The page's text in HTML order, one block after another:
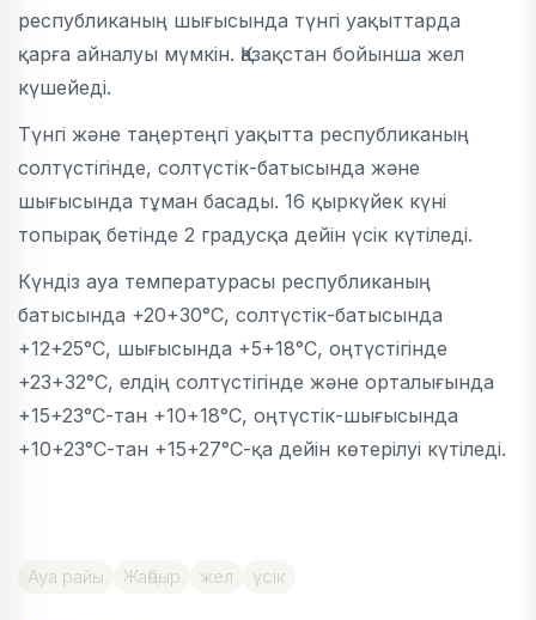
республиканың шығысында түнгі уақыттарда
қарға айналуы мүмкін. Қазақстан бойынша жел
күшейеді.
Түнгі және таңертеңгі уақытта республиканың
солтүстігінде, солтүстік-батысында және
шығысында тұман басады. 16 қыркүйек күні
топырақ бетінде 2 градусқа дейін үсік күтіледі.
Күндіз ауа температурасы республиканың
батысында +20+30°С, солтүстік-батысында
+12+25°С, шығысында +5+18°С, оңтүстігінде
+23+32°С, елдің солтүстігінде және орталығында
+15+23°С-тан +10+18°С, оңтүстік-шығысында
+10+23°С-тан +15+27°С-қа дейін көтерілуі күтіледі.
Ауа райы Жаңбыр жел үсік